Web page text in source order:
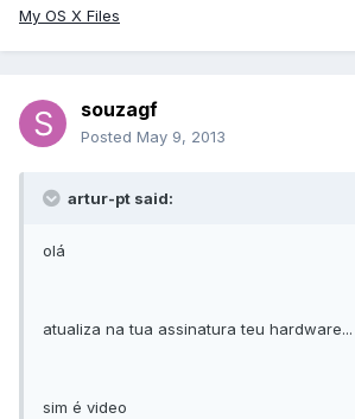
My OS X Files
souzagf
Posted May 9, 2013
artur-pt said:
olá
atualiza na tua assinatura teu
sim é video